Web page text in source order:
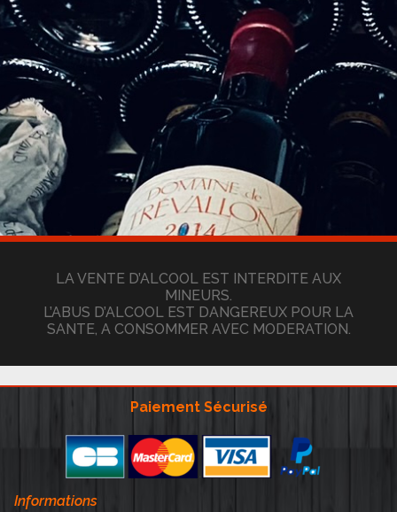
LA VENTE D’ALCOOL EST INTERDITE AUX
MINEURS.
L’ABUS D’ALCOOL EST DANGEREUX POUR LA
SANTE, A CONSOMMER AVEC MODERATION.
Paiement Sécurisé
Informations